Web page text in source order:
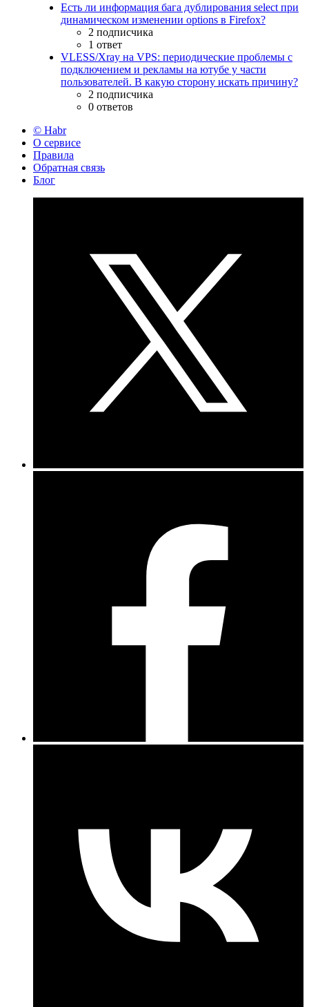
Есть ли информация бага дублирования select при
динамическом изменении options в Firefox?
2 подписчика
1 ответ
VLESS/Xray на VPS: периодические проблемы с
подключением и рекламы на ютубе у части
пользователей. В какую сторону искать причину?
2 подписчика
0 ответов
© Habr
О сервисе
Правила
Обратная связь
Блог